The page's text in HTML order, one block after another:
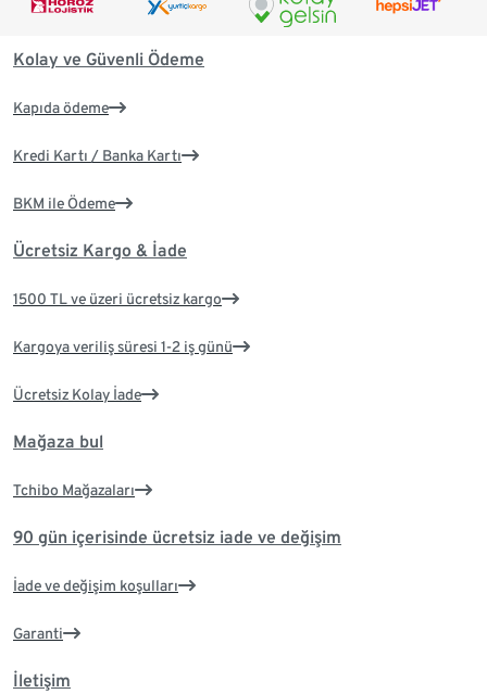
Kolay ve Güvenli Ödeme
Kapıda ödeme
Kredi Kartı / Banka Kartı
BKM ile Ödeme
Ücretsiz Kargo & İade
1500 TL ve üzeri ücretsiz kargo
Kargoya veriliş süresi 1-2 iş günü
Ücretsiz Kolay İade
Mağaza bul
Tchibo Mağazaları
90 gün içerisinde ücretsiz iade ve değişim
İade ve değişim koşulları
Garanti
İletişim